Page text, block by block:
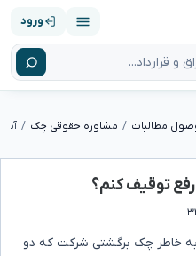
ورود
مطالبات مشاوره حقوقی چک
توقیف کنم؟
به خاطر چک برگشتی شرکت که دو